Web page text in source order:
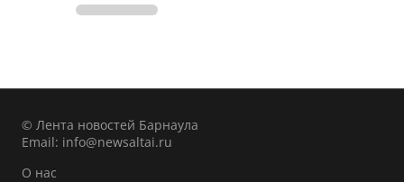
© Лента новостей Барнаула
Email: info@newsaltai.ru
О нас